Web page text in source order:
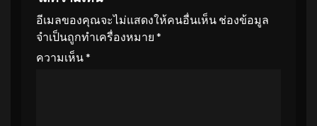
อีเมลของคุณจะไม่แสดงให้คนอื่นเห็น ช่องข้อมูล
จำเป็นถูกทำเครื่องหมาย *
ความเห็น*